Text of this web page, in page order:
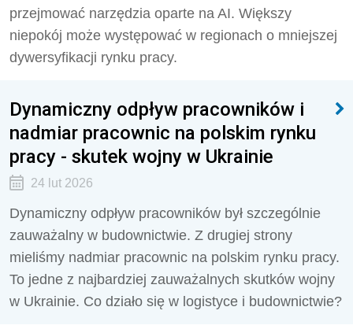
przejmować narzędzia oparte na AI. Większy
niepokój może występować w regionach o mniejszej
dywersyfikacji rynku pracy.
Dynamiczny odpływ pracowników i
nadmiar pracownic na polskim rynku
pracy - skutek wojny w Ukrainie
24 lut 2026
Dynamiczny odpływ pracowników był szczególnie
zauważalny w budownictwie. Z drugiej strony
mieliśmy nadmiar pracownic na polskim rynku pracy.
To jedne z najbardziej zauważalnych skutków wojny
w Ukrainie. Co działo się w logistyce i budownictwie?